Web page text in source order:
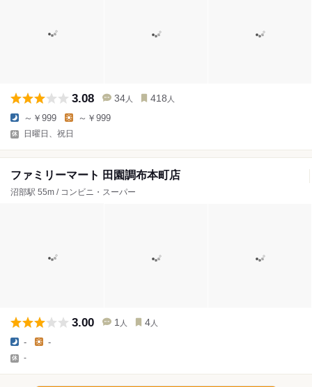
3.08 34 人 418 人
～￥999 ～￥999
日曜日、祝日
ファミリーマート 田園調布本町店
沼部駅 55m / コンビニ・スーパー
3.00 1 人 4 人
- -
-